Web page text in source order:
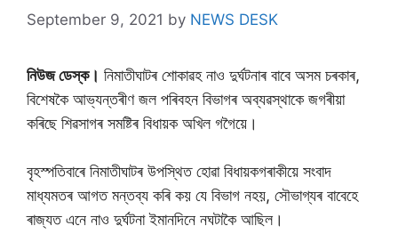
September 9, 2021 by NEWS DESK
নিউজ ডেস্ক। নিমাতীঘাটৰ শােকাৱহ নাও দুৰ্ঘটনাৰ বাবে অসম চৰকাৰ,
বিশেষকৈ আভ্যন্তৰীণ জল পৰিবহন বিভাগৰ অব্যৱস্থাকে জগৰীয়া
কৰিছে শিৱসাগৰ সমষ্টিৰ বিধায়ক অখিল গগৈয়ে।
বৃহস্পতিবাৰে নিমাতীঘাটৰ উপস্থিত হােৱা বিধায়কগৰাকীয়ে সংবাদ
মাধ্যমতৰ আগত মন্তব্য কৰি কয় যে বিভাগ নহয়, সৌভাগ্যৰ বাবেহে
ৰাজ্যত এনে নাও দুৰ্ঘটনা ইমানদিনে নঘটাকৈ আছিল।